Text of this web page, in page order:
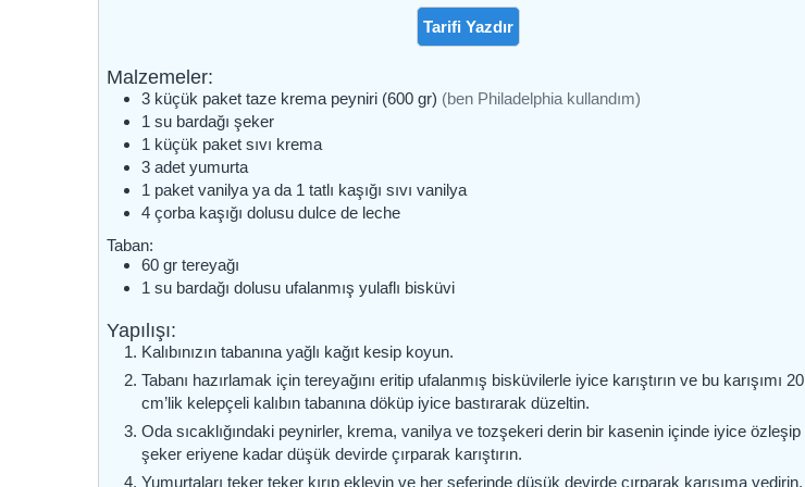
Tarifi Yazdır
Malzemeler:
3 küçük paket taze krema peyniri (600 gr) (ben Philadelphia kullandım)
1 su bardağı şeker
1 küçük paket sıvı krema
3 adet yumurta
1 paket vanilya ya da 1 tatlı kaşığı sıvı vanilya
4 çorba kaşığı dolusu dulce de leche
Taban:
60 gr tereyağı
1 su bardağı dolusu ufalanmış yulaflı bisküvi
Yapılışı:
Kalıbınızın tabanına yağlı kağıt kesip koyun.
Tabanı hazırlamak için tereyağını eritip ufalanmış bisküvilerle iyice karıştırın ve bu karışımı 20
cm’lik kelepçeli kalıbın tabanına döküp iyice bastırarak düzeltin.
Oda sıcaklığındaki peynirler, krema, vanilya ve tozşekeri derin bir kasenin içinde iyice özleşip
şeker eriyene kadar düşük devirde çırparak karıştırın.
Yumurtaları teker teker kırıp ekleyin ve her seferinde düşük devirde çırparak karışıma yedirin.